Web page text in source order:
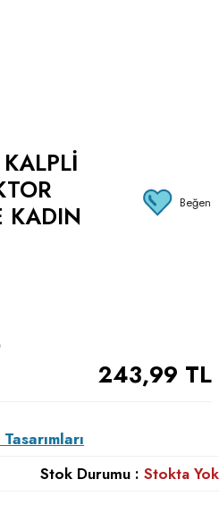
KADIN
Beğen
243,99 TL
Stok Durumu : Stokta Yok